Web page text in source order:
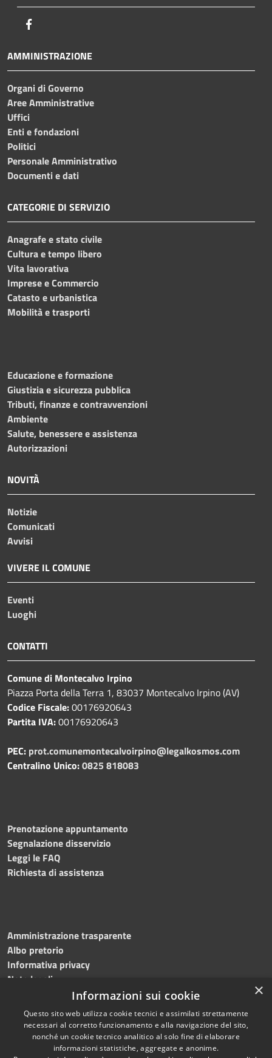
AMMINISTRAZIONE
Organi di Governo
Aree Amministrative
Uffici
Enti e fondazioni
Politici
Personale Amministrativo
Documenti e dati
CATEGORIE DI SERVIZIO
Anagrafe e stato civile
Cultura e tempo libero
Vita lavorativa
Imprese e Commercio
Catasto e urbanistica
Mobilità e trasporti
Educazione e formazione
Giustizia e sicurezza pubblica
Tributi, finanze e contravvenzioni
Ambiente
Salute, benessere e assistenza
Autorizzazioni
NOVITÀ
Notizie
Comunicati
Avvisi
VIVERE IL COMUNE
Eventi
Luoghi
CONTATTI
Comune di Montecalvo Irpino
Piazza Porta della Terra 1, 83037 Montecalvo Irpino (AV)
Codice Fiscale:00176920643
Partita IVA:00176920643
PEC: prot.comunemontecalvoirpino@legalkosmos.com
Centralino Unico:0825 818083
Prenotazione appuntamento
Segnalazione disservizio
Leggi le FAQ
Richiesta di assistenza
Amministrazione trasparente
Albo pretorio
Informativa privacy
Note legali
Dichiarazione di accessibilità
Copyright © 2024 •
×
Informazioni sui cookie
Questo sito web utilizza cookie tecnici e assimilati strettamente
necessari al corretto funzionamento e alla navigazione del sito,
nonché un cookie tecnico analitico al solo fine di elaborare
informazioni statistiche, aggregate e anonime.